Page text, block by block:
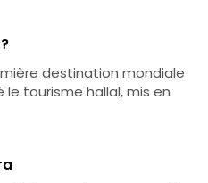
destination mondiale
tourisme hallal, mis en